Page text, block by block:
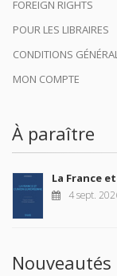
FOREIGN RIGHTS
POUR LES LIBRAIRES
CONDITIONS
MON COMPTE
À paraître
La France
4 sept.
Nouveautés